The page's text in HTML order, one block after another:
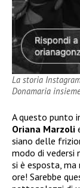
La storia
Donamaria
A questo punto
Oriana Marzoli
siano delle
modo di vedersi
si è esposta,
ore! Sarebbe